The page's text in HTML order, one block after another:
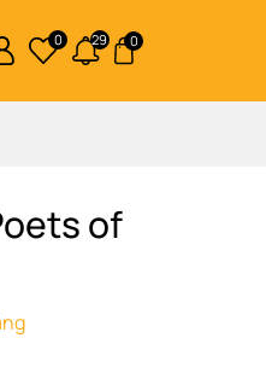
0 29 0
of